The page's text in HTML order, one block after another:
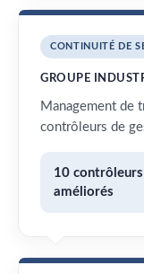
CONTINUITÉ DE
GROUPE
Management de
contrôleurs de
10
améliorés